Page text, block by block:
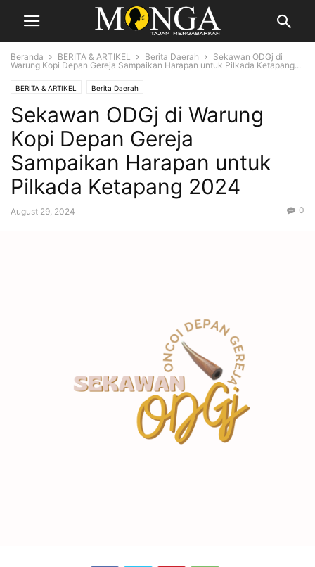
Beranda BERITA & ARTIKEL Berita Daerah
Sekawan ODGj di
Warung Kopi Depan Gereja Sampaikan Harapan untuk Pilkada Ketapang...
BERITA & ARTIKEL Berita Daerah
Sekawan ODGj di Warung
Kopi Depan Gereja
Sampaikan Harapan untuk
Pilkada Ketapang 2024
August 29, 2024 0